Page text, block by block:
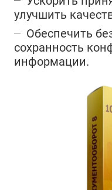
улучшить
Обеспечить
сохранность
информации.